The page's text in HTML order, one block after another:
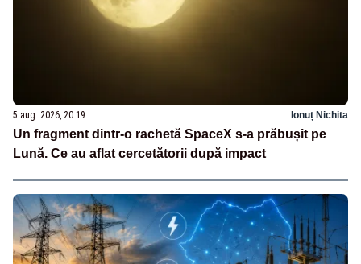
5 aug. 2026, 20:19 Ionuț Nichita
Un fragment dintr-o rachetă SpaceX s-a prăbușit pe
Lună. Ce au aflat cercetătorii după impact